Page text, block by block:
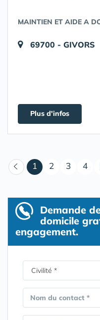
MAINTIEN ET AIDE A
69700 - GIVORS
Plus d'infos
1 (courant)
2 3 4
Demande
domicile
engagement.
Nom du contact *